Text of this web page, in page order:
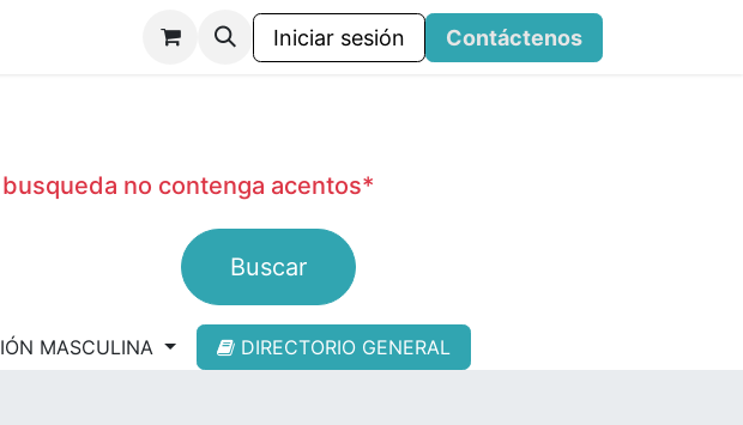
Iniciar sesión Contáctenos
no contenga acentos*
Buscar
MASCULINA DIRECTORIO GENERAL